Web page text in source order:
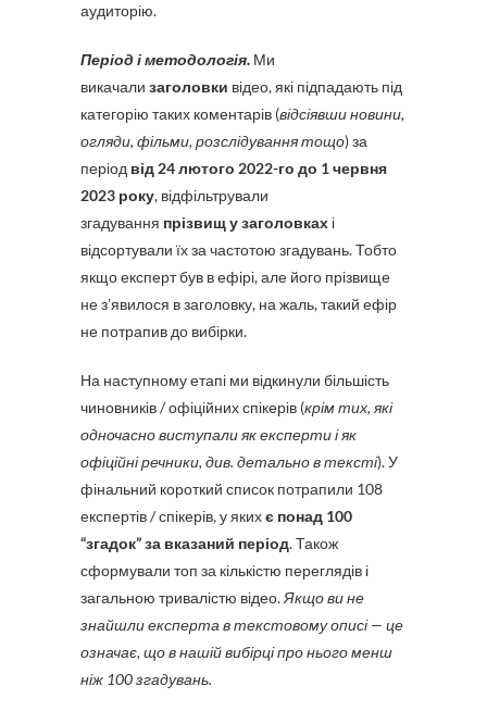
аудиторію.
Період і методологія. Ми
викачали заголовки відео, які підпадають під
категорію таких коментарів (відсіявши новини,
огляди, фільми, розслідування тощо) за
період від 24 лютого 2022-го до 1 червня
2023 року, відфільтрували
згадування прізвищ у заголовках і
відсортували їх за частотою згадувань. Тобто
якщо експерт був в ефірі, але його прізвище
не зʼявилося в заголовку, на жаль, такий ефір
не потрапив до вибірки.
На наступному етапі ми відкинули більшість
чиновників / офіційних спікерів (крім тих, які
одночасно виступали як експерти і як
офіційні речники, див. детально в тексті). У
фінальний короткий список потрапили 108
експертів / спікерів, у якихє понад 100
“згадок” за вказаний період. Також
сформували топ за кількістю переглядів і
загальною тривалістю відео.Якщо ви не
знайшли експерта в текстовому описі — це
означає, що в нашій вибірці про нього менш
ніж 100 згадувань.